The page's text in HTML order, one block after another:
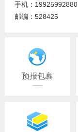
手机：19925992880
邮编：528425
预报包裹